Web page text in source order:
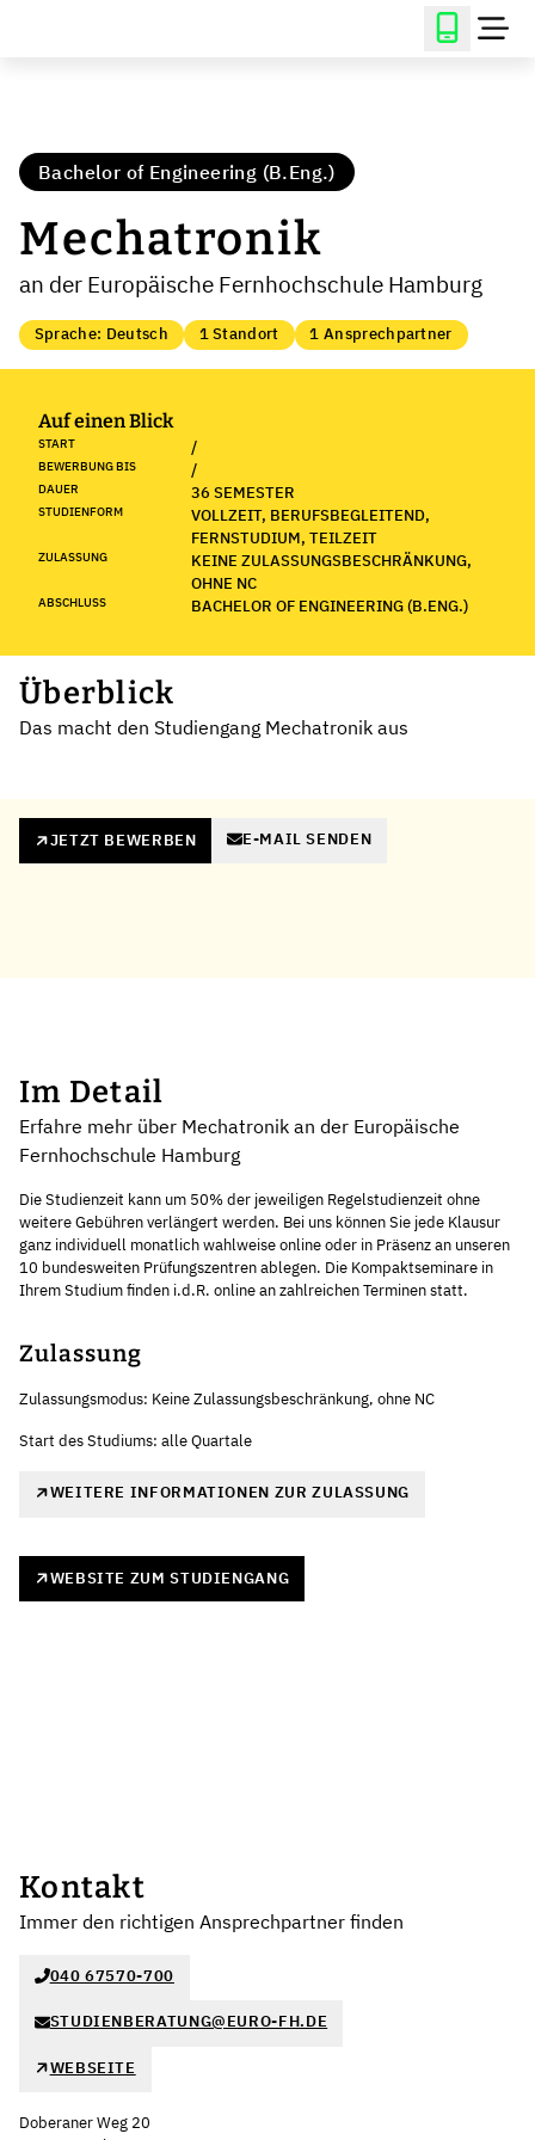
Bachelor of Engineering (B.Eng.)
Mechatronik
an der Europäische Fernhochschule Hamburg
Sprache: Deutsch 1 Standort 1 Ansprechpartner
Auf einen Blick
START /
BEWERBUNG BIS /
DAUER 36 SEMESTER
STUDIENFORM
VOLLZEIT, BERUFSBEGLEITEND,
FERNSTUDIUM, TEILZEIT
ZULASSUNG
KEINE ZULASSUNGSBESCHRÄNKUNG,
OHNE NC
ABSCHLUSS BACHELOR OF ENGINEERING (B.ENG.)
Überblick
Das macht den Studiengang Mechatronik aus
JETZT BEWERBEN E-MAIL SENDEN
Im Detail
Erfahre mehr über Mechatronik an der Europäische
Fernhochschule Hamburg
Die Studienzeit kann um 50% der jeweiligen Regelstudienzeit ohne
weitere Gebühren verlängert werden. Bei uns können Sie jede Klausur
ganz individuell monatlich wahlweise online oder in Präsenz an unseren
10 bundesweiten Prüfungszentren ablegen. Die Kompaktseminare in
Ihrem Studium finden i.d.R. online an zahlreichen Terminen statt.
Zulassung
Zulassungsmodus: Keine Zulassungsbeschränkung, ohne NC
Start des Studiums: alle Quartale
WEITERE INFORMATIONEN ZUR ZULASSUNG
WEBSITE ZUM STUDIENGANG
Kontakt
Immer den richtigen Ansprechpartner finden
040 67570-700
STUDIENBERATUNG@EURO-FH.DE
WEBSEITE
Doberaner Weg 20